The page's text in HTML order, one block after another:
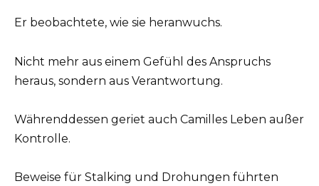
Er beobachtete, wie sie heranwuchs.
Nicht mehr aus einem Gefühl des Anspruchs
heraus, sondern aus Verantwortung.
Währenddessen geriet auch Camilles Leben außer
Kontrolle.
Beweise für Stalking und Drohungen führten